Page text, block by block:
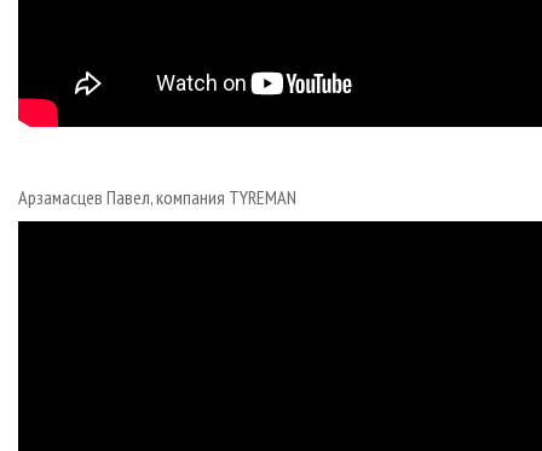
Арзамасцев Павел, компания TYREMAN